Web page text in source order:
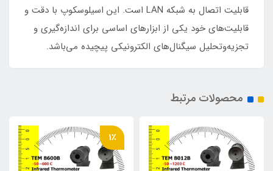
قابلیت اتصال به شبکه LAN است. این اسیلوسکوپ با دقت و
قابلیت‌های خود یکی از ابزارهای اساسی برای اندازه‌گیری و
تجزیه‌وتحلیل سیگنال‌های الکترونیکی پیچیده می‌باشد.
محصولات مرتبط
1٪